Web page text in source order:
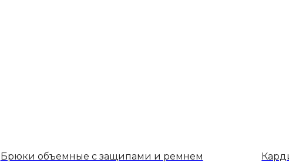
Брюки объемные с защипами и ремнем